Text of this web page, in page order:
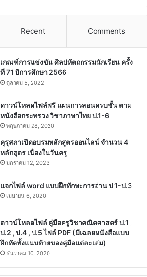
Recent Comments
เกณฑ์การแข่งขัน ศิลปหัตถกรรมนักเรียน ครั้ง
ที่ 71 ปีการศึกษา 2566
ตุลาคม 5, 2022
ดาวน์โหลดไฟล์ฟรี แผนการสอนครบชั้น ตาม
หนังสือกระทรวง วิชาภาษาไทย ป.1-6
พฤษภาคม 28, 2020
คุรุสภาเปิดอบรมหลักสูตรออนไลน์ จำนวน 4
หลักสูตร เนื่องในวันครู
มกราคม 12, 2023
แจกไฟล์ word แบบฝึกทักษะการอ่าน ป.1-ป.3
เมษายน 6, 2020
ดาวน์โหลดไฟล์ คู่มือครูวิชาคณิตศาสตร์ ป.1 ,
ป.2 , ป.4 , ป.5 ไฟล์ PDF (มีเฉลยหนังสือแบบ
ฝึกหัดทั้งแนบท้ายของคู่มือแต่ละเล่ม)
ธันวาคม 10, 2020